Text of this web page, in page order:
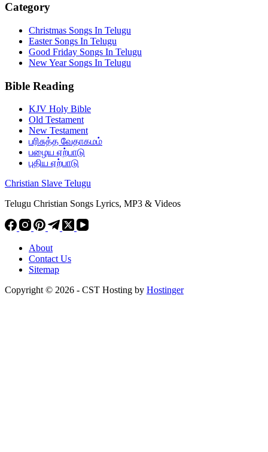
Category
Christmas Songs In Telugu
Easter Songs In Telugu
Good Friday Songs In Telugu
New Year Songs In Telugu
Bible Reading
KJV Holy Bible
Old Testament
New Testament
பரிசுத்த வேதாகமம்
பழைய ஏற்பாடு
புதிய ஏற்பாடு
Christian Slave Telugu
Telugu Christian Songs Lyrics, MP3 & Videos
About
Contact Us
Sitemap
Copyright © 2026 - CST Hosting by Hostinger